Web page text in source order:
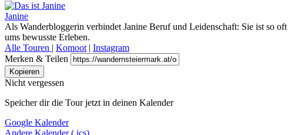
Janine
Als Wanderbloggerin verbindet Janine Beruf und Leidenschaft: Sie ist so
ums bewusste Erleben.
Alle Touren | Komoot | Instagram
Merken & Teilen
Kopieren
Nicht vergessen
Speicher dir die Tour jetzt in deinen Kalender
Google Kalender
Andere Kalender (.ics)